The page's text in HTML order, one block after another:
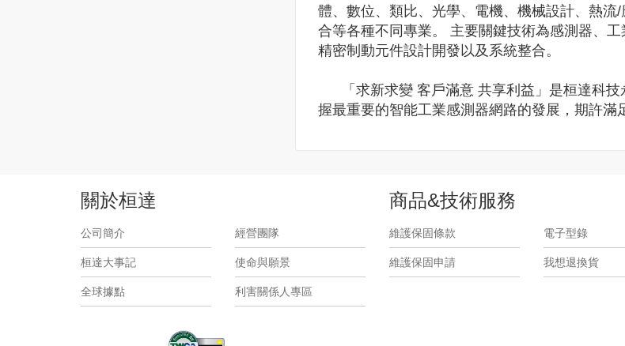
體、數位、類比、光學、電機、機械設計、熱
合等各種不同專業。 主要關鍵技術為感測器、
精密制動元件設計開發以及系統整合。
「求新求變 客戶滿意 共享利益」是桓達科技
握最重要的智能工業感測器網路的發展，期許滿
關於桓達
公司簡介 經營團隊
桓達大事記 使命與願景
全球據點 利害關係人專區
商品&技術服務
維護保固條款 電子型錄
維護保固申請 我想退換貨